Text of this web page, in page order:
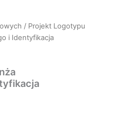
/ Projekt Logotypu
i Identyfikacja